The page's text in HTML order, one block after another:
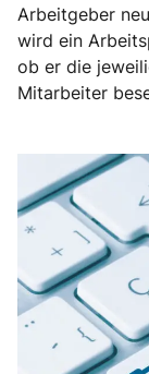
Arbeitgeber
wird ein
ob er die
Mitarbeiter